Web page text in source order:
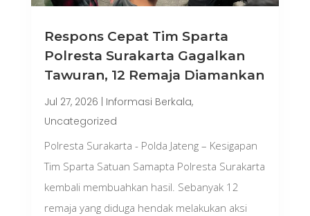
Respons Cepat Tim Sparta
Polresta Surakarta Gagalkan
Tawuran, 12 Remaja Diamankan
Jul 27, 2026 Informasi Berkala,
Uncategorized
Polresta Surakarta - Polda Jateng – Kesigapan
Tim Sparta Satuan Samapta Polresta Surakarta
kembali membuahkan hasil. Sebanyak 12
remaja yang diduga hendak melakukan aksi